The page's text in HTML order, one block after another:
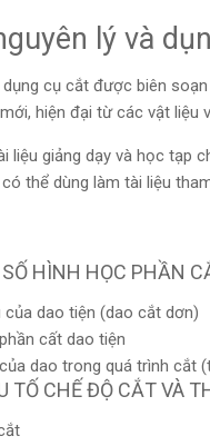
Nguyên
lý và
dụng cụ cắt được biên
hiện đại từ các vật
liệu giảng dạy và học tạp
thể dùng làm tài liệu
HÌNH HỌC PHẦN
của dao tiện (dao cắt dơn)
cất dao tiện
dao trong quá trình cắt
TỐ CHẾ ĐỘ CẮT VÀ